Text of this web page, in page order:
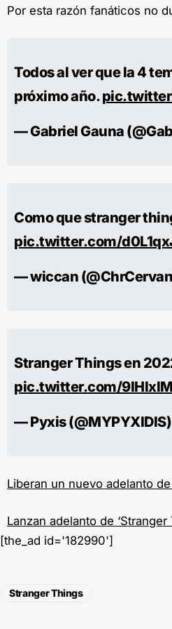
Por esta razón fanáticos no
Todos al ver que la 4
próximo año.
— Gabriel Gauna
Como que stranger
pic.twitter.com/
— wiccan
Stranger Things en
pic.twitter.com/
— Pyxis (@MYPYXIDIS)
Liberan un nuevo adelanto de
Lanzan adelanto de ‘Stranger
[the_ad id='182990']
Stranger Things